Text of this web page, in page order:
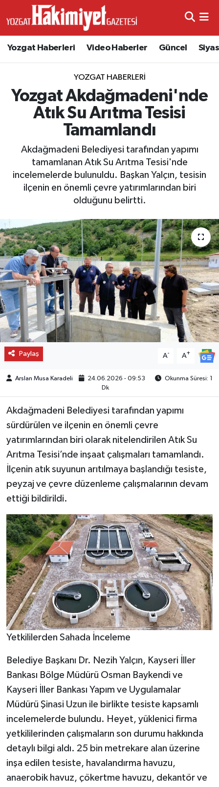
Yozgat Haberleri Video Haberler Güncel
YOZGAT HABERLERI
Yozgat Akdağmadeni'nde
Atık Su Arıtma Tesisi
Tamamlandı
Akdağmadeni Belediyesi tarafından yapımı
tamamlanan Atık Su Arıtma Tesisi'nde
incelemelerde bulunuldu. Başkan Yalçın, tesisin
ilçenin en önemli çevre yatırımlarından biri
olduğunu belirtti.
Paylaş A- A+
Arslan Musa Karadeli 24.06.2026 - 09:53
Okunma Süresi: 1
Dk
Akdağmadeni Belediyesi tarafından yapımı
sürdürülen ve ilçenin en önemli çevre
yatırımlarından biri olarak nitelendirilen Atık Su
Arıtma Tesisi’nde inşaat çalışmaları tamamlandı.
İlçenin atık suyunun arıtılmaya başlandığı tesiste,
peyzaj ve çevre düzenleme çalışmalarının devam
ettiği bildirildi.
Yetkililerden Sahada İnceleme
Belediye Başkanı Dr. Nezih Yalçın, Kayseri İller
Bankası Bölge Müdürü Osman Baykendi ve
Kayseri İller Bankası Yapım ve Uygulamalar
Müdürü Şinasi Uzun ile birlikte tesiste kapsamlı
incelemelerde bulundu. Heyet, yüklenici firma
yetkililerinden çalışmaların son durumu hakkında
detaylı bilgi aldı. 25 bin metrekare alan üzerine
inşa edilen tesiste, havalandırma havuzu,
anaerobik havuz, çökertme havuzu, dekantör ve